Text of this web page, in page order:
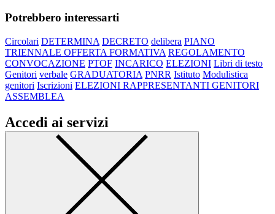
Potrebbero interessarti
Circolari DETERMINA DECRETO delibera PIANO
TRIENNALE OFFERTA FORMATIVA REGOLAMENTO
CONVOCAZIONE PTOF INCARICO ELEZIONI Libri di testo
Genitori verbale GRADUATORIA PNRR Istituto Modulistica
genitori Iscrizioni ELEZIONI RAPPRESENTANTI GENITORI
ASSEMBLEA
Accedi ai servizi